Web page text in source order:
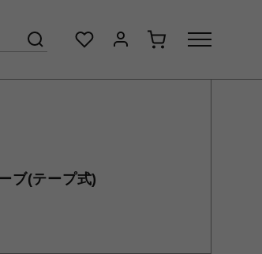
ブ(テープ式)